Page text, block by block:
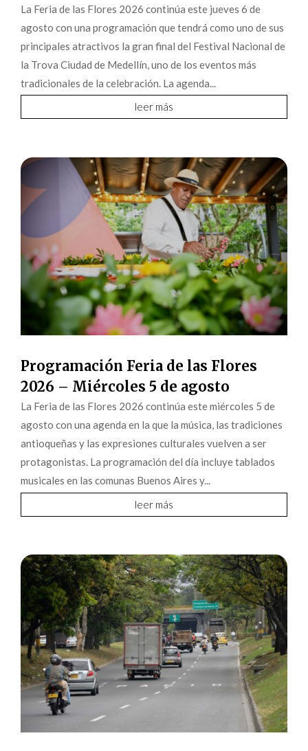
La Feria de las Flores 2026 continúa este jueves 6 de
agosto con una programación que tendrá como uno de sus
principales atractivos la gran final del Festival Nacional de
la Trova Ciudad de Medellín, uno de los eventos más
tradicionales de la celebración. La agenda...
leer más
Programación Feria de las Flores
2026 – Miércoles 5 de agosto
La Feria de las Flores 2026 continúa este miércoles 5 de
agosto con una agenda en la que la música, las tradiciones
antioqueñas y las expresiones culturales vuelven a ser
protagonistas. La programación del día incluye tablados
musicales en las comunas Buenos Aires y...
leer más